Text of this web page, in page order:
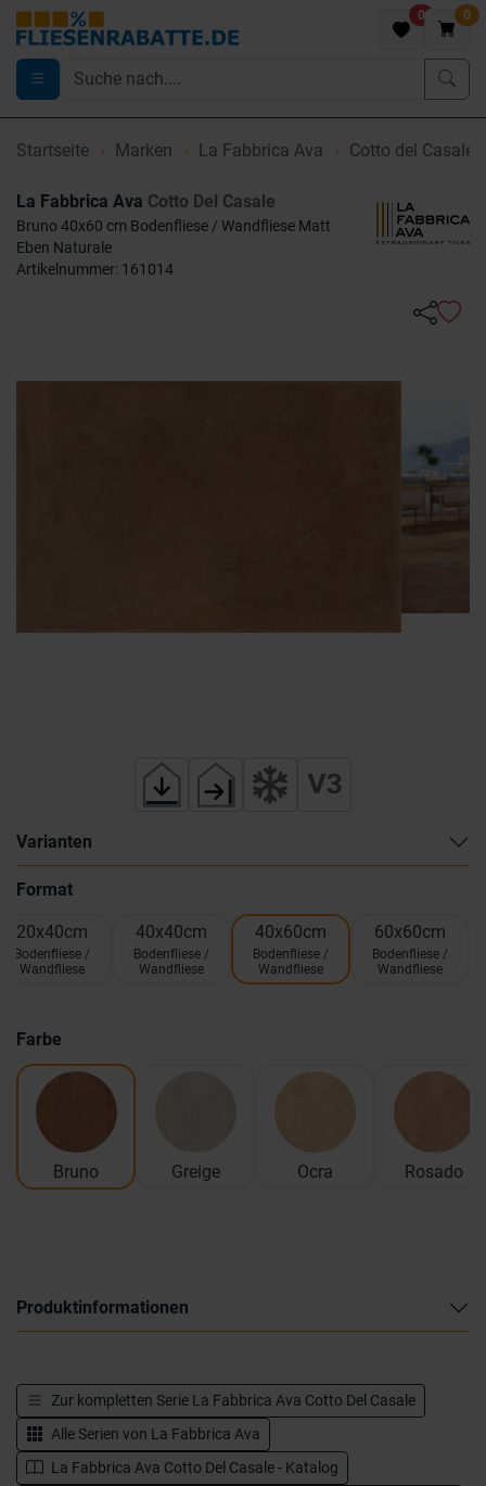
0 0
Startseite Marken La Fabbrica Ava Cotto del Casale
La Fabbrica Ava Cotto Del Casale
Bruno 40x60 cm Bodenfliese / Wandfliese Matt
Eben Naturale
Artikelnummer: 161014
Varianten
Format
20x40cm
Bodenfliese /
Wandfliese
40x40cm
Bodenfliese /
Wandfliese
40x60cm
Bodenfliese /
Wandfliese
60x60cm
Bodenfliese /
Wandfliese
Farbe
Bruno Greige Ocra Rosado
Produktinformationen
Zur kompletten Serie La Fabbrica Ava Cotto Del Casale
Alle Serien von La Fabbrica Ava
La Fabbrica Ava Cotto Del Casale - Katalog